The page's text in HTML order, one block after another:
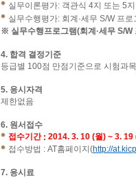
실무이론평가: 객관식 4지 또는 5지
실무수행평가: 회계·세무 S/W 프
※ 실무수행프로그램(회계·세무 S/W
4. 합격 결정기준
등급별 100점 만점기준으로 시험과
5. 응시자격
제한없음
6. 원서접수
접수기간 : 2014. 3. 10 (월) ~ 3. 19
접수방법 : AT홈페이지 (http://
7. 응시료